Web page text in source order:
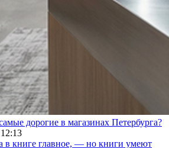
дорогие в магазинах Петербурга?
12:13
в книге главное, — но книги умеют